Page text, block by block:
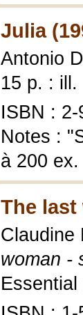
Julia
Antonio
15 p. : ill.
ISBN :
Notes :
à 200
The last
Claudine
woman -